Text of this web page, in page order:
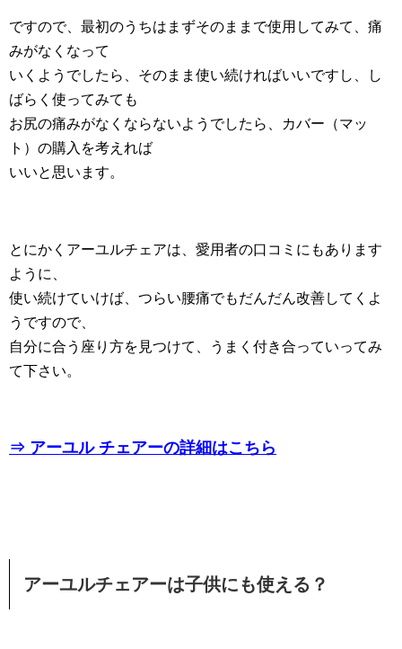
ですので、最初のうちはまずそのままで使用してみて、痛
みがなくなって
いくようでしたら、そのまま使い続ければいいですし、し
ばらく使ってみても
お尻の痛みがなくならないようでしたら、カバー（マッ
ト）の購入を考えれば
いいと思います。
とにかくアーユルチェアは、愛用者の口コミにもあります
ように、
使い続けていけば、つらい腰痛でもだんだん改善してくよ
うですので、
自分に合う座り方を見つけて、うまく付き合っていってみ
て下さい。
⇒ アーユル チェアーの詳細はこちら
アーユルチェアーは子供にも使える？